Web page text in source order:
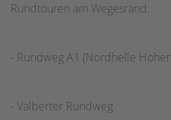
Valberter Rundweg kreuzt.
Nordhelle und auf die
parallel zum Bigge-Lister-
Rundtouren am Wegesrand:
- Rundweg A1 (Nordhelle
- Valberter Rundweg